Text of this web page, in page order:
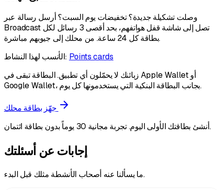
وصلت تشكيلة جديدة؟ تخفيضات يوم السبت؟ أرسل رسالة عبر
Broadcast تصل إلى شاشة قفل هواتفهم، بحد أقصى 3 رسائل لكل
بطاقة كل 24 ساعة. من محلك إلى جيوبهم مباشرة.
الأنسب لهذا النشاط: Points cards
زبائنك لا يحمّلون أي تطبيق. البطاقة تبقى في Apple Wallet أو
Google Wallet، بجانب البطاقة البنكية التي يستخدمونها كل يوم.
arrow_forward
أنشئ بطاقتك الأولى اليوم. تجربة مجانية 30 يوماً بدون بطاقة ائتمان.
إجابات عن أسئلتك
ما يسألنا عنه أصحاب الأنشطة مثلك قبل البدء.